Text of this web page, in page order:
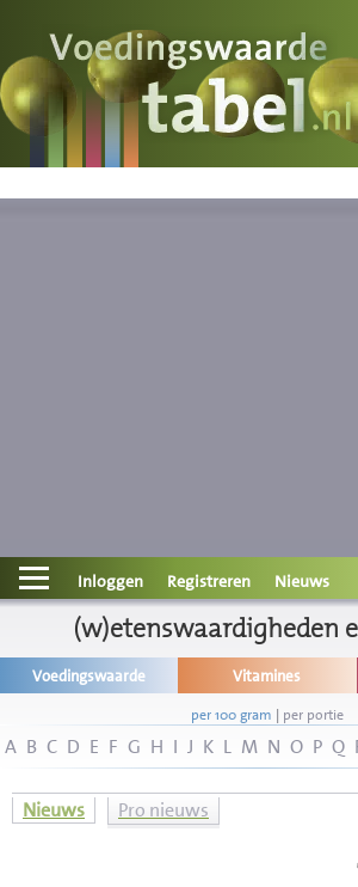
Voedingswaarde
Wat is wat?
Contact
Informatie
Disclaimer
Inloggen Registreren Nieuws
(w)etenswaardigheden
Voedingswaarde Vitamines
per 100 gram | per portie
A B C D E F G H I J K L M N O P Q
Nieuws Pro nieuws